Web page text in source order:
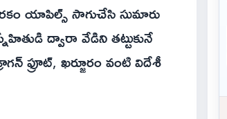
యాపిల్స్ సాగుచేసి సుమారు
ద్వారా వేడిని తట్టుకునే
ఫ్రూట్, ఖర్జూరం వంటి విదేశీ